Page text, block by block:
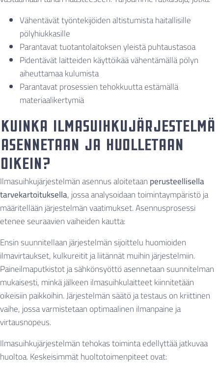
Vähentävät työntekijöiden altistumista haitallisille
pölyhiukkasille
Parantavat tuotantolaitoksen yleistä puhtaustasoa
Pidentävät laitteiden käyttöikää vähentämällä pölyn
aiheuttamaa kulumista
Parantavat prosessien tehokkuutta estämällä
materiaalikertymiä
Kuinka ilmasuihkujärjestelmä
asennetaan ja huolletaan
oikein?
Ilmasuihkujärjestelmän asennus aloitetaanperusteellisella
tarvekartoituksella, jossa analysoidaan toimintaympäristö ja
määritellään järjestelmän vaatimukset. Asennusprosessi
etenee seuraavien vaiheiden kautta:
Ensin suunnitellaan järjestelmän sijoittelu huomioiden
ilmavirtaukset, kulkureitit ja liitännät muihin järjestelmiin.
Paineilmaputkistot ja sähkönsyöttö asennetaan suunnitelman
mukaisesti, minkä jälkeen ilmasuihkulaitteet kiinnitetään
oikeisiin paikkoihin. Järjestelmän säätö ja testaus on kriittinen
vaihe, jossa varmistetaan optimaalinen ilmanpaine ja
virtausnopeus.
Ilmasuihkujärjestelmän tehokas toiminta edellyttää jatkuvaa
huoltoa. Keskeisimmät huoltotoimenpiteet ovat: